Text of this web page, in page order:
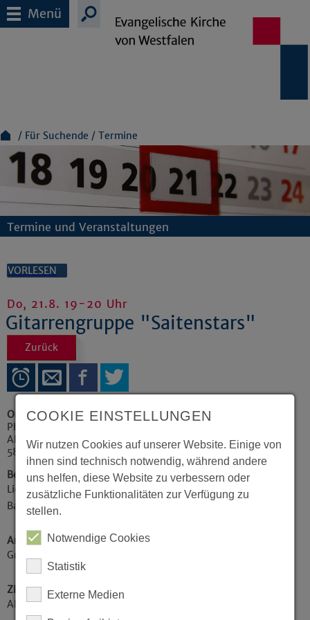
Menü
Für Suchende Termine
Termine und Veranstaltungen
VORLESEN
Do, 21.8. 19-20 Uhr
Gitarrengruppe "Saitenstars"
Zurück
Ort
Philipp-Nicolai-Haus, Foyer
Alte Stiftsstraße 2
58313 Herdecke
Beschreibung
Liedbegleitung nach Akkorden, Gitarrenkenntnisse
Barré erwünscht
Art der Veranstaltung / Kategorie
Gruppen / Kreise
Zielgruppe
Alle Zielgruppen
COOKIE EINSTELLUNGEN
Wir nutzen Cookies auf unserer Website. Einige von
ihnen sind technisch notwendig, während andere
uns helfen, diese Website zu verbessern oder
zusätzliche Funktionalitäten zur Verfügung zu
stellen.
Notwendige Cookies
Statistik
Externe Medien